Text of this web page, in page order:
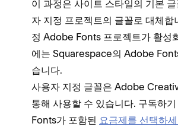
이 과정은 사이트 스타일의 기본
자 지정 프로젝트의 글꼴로 대체합
정 Adobe Fonts 프로젝트가 활성
에는 Squarespace의 Adobe
습니다.
사용자 지정 글꼴은 Adobe
통해 사용할 수 있습니다. 구독하
Fonts가 포함된 요금제를 선택하